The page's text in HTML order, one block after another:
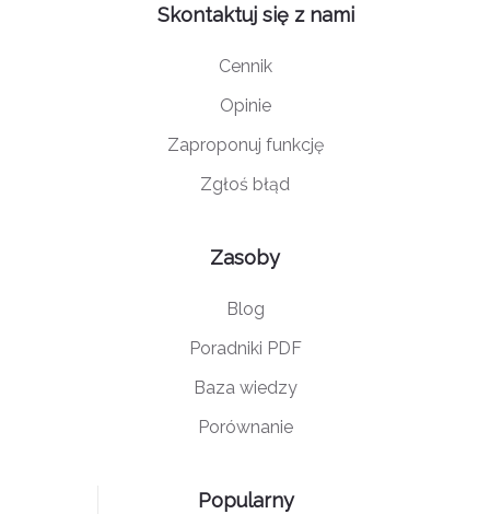
Skontaktuj się z nami
Cennik
Opinie
Zaproponuj funkcję
Zgłoś błąd
Zasoby
Blog
Poradniki PDF
Baza wiedzy
Porównanie
Popularny